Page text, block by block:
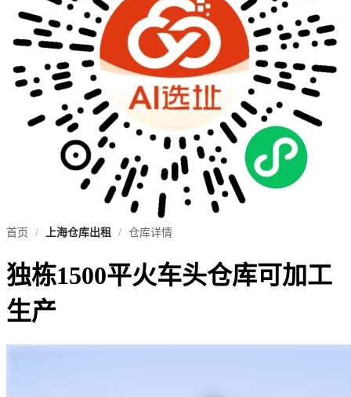
首页 / 上海仓库出租 / 仓库详情
独栋1500平火车头仓库可加工
生产